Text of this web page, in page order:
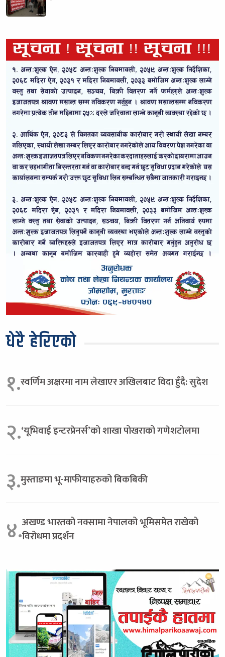
धेरै हेरिएको
१.स्वर्णिम अक्षरमा नाम लेखाएर अखिलबाट विदा हुँदै: सुदेश
२.‘यूभिवाई इन्टरप्रेनर्स’को शाखा पोखराको गणेशटोलमा
३.मुस्ताङमा भू-माफीयाहरुको बिकबिकी
४.अखण्ड भारतको नक्सामा नेपालको भूमिसमेत राखेको
विरोधमा प्रदर्शन